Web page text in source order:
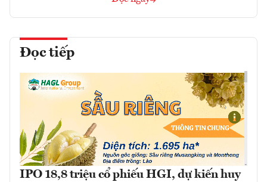
Đọc tiếp
IPO 18,8 triệu cổ phiếu HGI, dự kiến huy